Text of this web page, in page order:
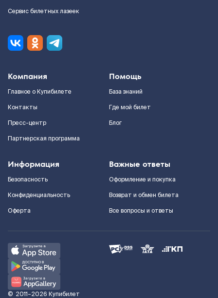
Сервис билетных лазеек
Компания
Главное о Купибилете
Контакты
Пресс-центр
Партнерская программа
Помощь
База знаний
Где мой билет
Блог
Информация
Безопасность
Конфиденциальность
Оферта
Важные ответы
Оформление и покупка
Возврат и обмен билета
Все вопросы и ответы
© 2011–2026 Купибилет